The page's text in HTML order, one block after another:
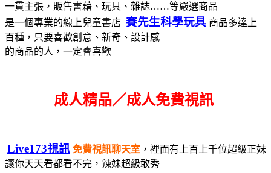
一貫主張，販售書藉、玩具、雜誌……等嚴選商品
是一個專業的線上兒童書店 賽先生科學玩具 商品多達上
百種，只要喜歡創意、新奇、設計感
的商品的人，一定會喜歡
成人精品／成人免費視訊
Live173視訊 免費視訊聊天室 ，裡面有上百上千位超級正妹
讓你天天看都看不完，辣妹超級敢秀